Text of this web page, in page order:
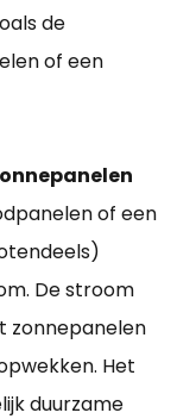
de
of een
of een
De stroom
zonnepanelen
Het
duurzame